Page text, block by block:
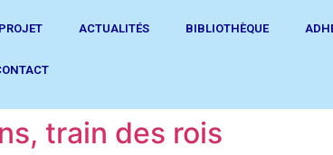
PROJET ACTUALITÉS BIBLIOTHÈQUE
train des rois